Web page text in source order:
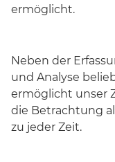
ermöglicht.
Neben der
und Analyse
ermöglicht unser
die Betrachtung
zu jeder Zeit.